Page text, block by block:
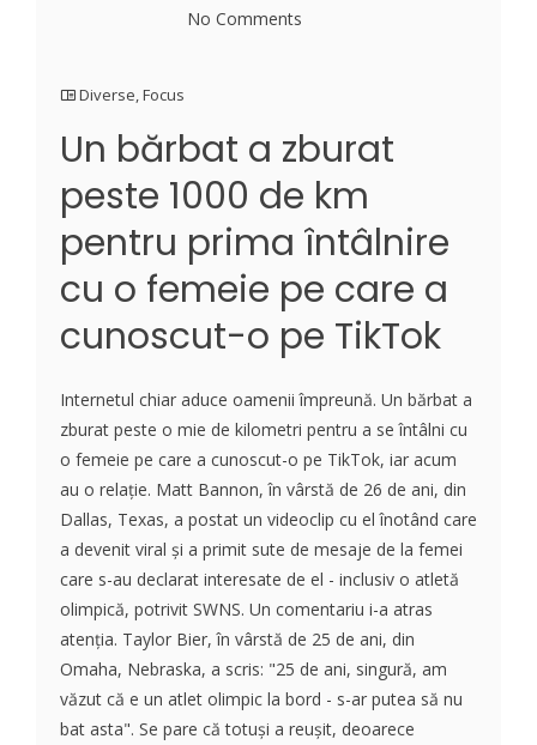
No Comments
Diverse,Focus
Un bărbat a zburat
peste 1000 de km
pentru prima întâlnire
cu o femeie pe care a
cunoscut-o pe TikTok
Internetul chiar aduce oamenii împreună. Un bărbat a
zburat peste o mie de kilometri pentru a se întâlni cu
o femeie pe care a cunoscut-o pe TikTok, iar acum
au o relație. Matt Bannon, în vârstă de 26 de ani, din
Dallas, Texas, a postat un videoclip cu el înotând care
a devenit viral și a primit sute de mesaje de la femei
care s-au declarat interesate de el - inclusiv o atletă
olimpică, potrivit SWNS. Un comentariu i-a atras
atenția. Taylor Bier, în vârstă de 25 de ani, din
Omaha, Nebraska, a scris: "25 de ani, singură, am
văzut că e un atlet olimpic la bord - s-ar putea să nu
bat asta". Se pare că totuși a reușit, deoarece